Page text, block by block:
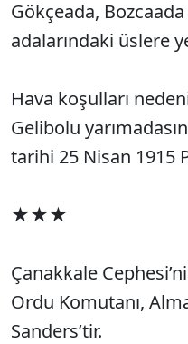
Gökçeada,
adalarındaki üslere
Hava koşulları
Gelibolu
tarihi 25 Nisan 1915
★★★
Çanakkale
Ordu Komutanı,
Sanders’tir.